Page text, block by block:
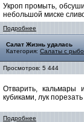
Укроп промыть,
небольшой миске
Подробнее
Салат Жизнь удалась
Категория: Салаты с
Просмотров: 5 444
Отварить, кальмары
кубиками, лук
Подробнее